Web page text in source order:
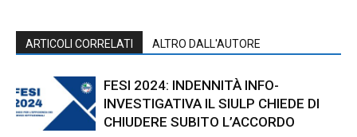
ARTICOLI CORRELATI ALTRO DALL'AUTORE
FESI 2024: INDENNITÀ INFO-
INVESTIGATIVA IL SIULP CHIEDE DI
CHIUDERE SUBITO L’ACCORDO